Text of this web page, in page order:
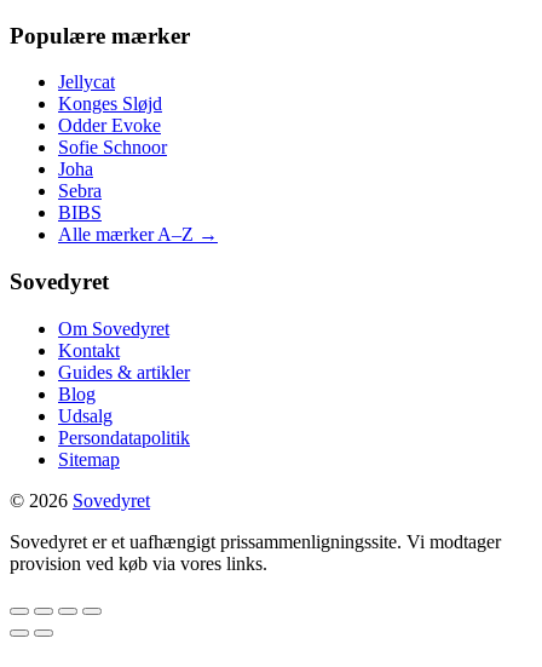
Populære mærker
Jellycat
Konges Sløjd
Odder Evoke
Sofie Schnoor
Joha
Sebra
BIBS
Alle mærker A–Z →
Sovedyret
Om Sovedyret
Kontakt
Guides & artikler
Blog
Udsalg
Persondatapolitik
Sitemap
© 2026 Sovedyret
Sovedyret er et uafhængigt prissammenligningssite. Vi modtager
provision ved køb via vores links.